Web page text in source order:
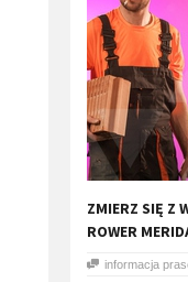
ZMIERZ SIĘ Z
ROWER
informacja